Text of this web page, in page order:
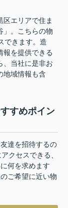
区エリアで住ま
」。こちらの物
できます。造
報を提供できる
、当社に是非お
地域情報も含
すめポイン
達を招待するの
クセスできる、
何を求めます
ご希望に近い物